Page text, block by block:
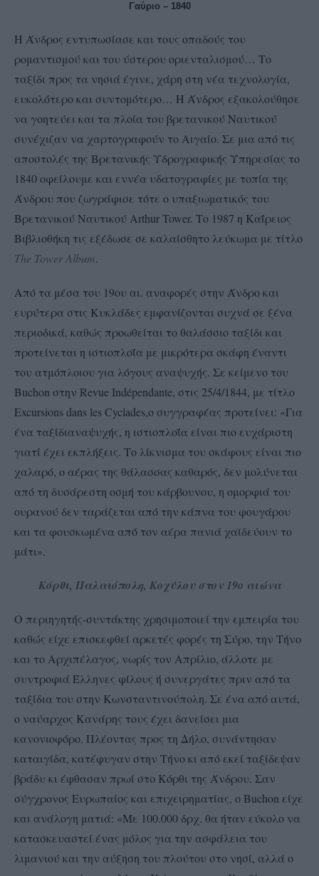
Γαύριο – 1840
Η Άνδρος εντυπωσίασε και τους οπαδούς του
ρομαντισμού και του ύστερου οριενταλισμού… Το
ταξίδι προς τα νησιά έγινε, χάρη στη νέα τεχνολογία,
ευκολότερο και συντομότερο… Η Άνδρος εξακολούθησε
να γοητεύει και τα πλοία του βρετανικού Ναυτικού
συνέχιζαν να χαρτογραφούν το Αιγαίο. Σε μια από τις
αποστολές της Βρετανικής Υδρογραφικής Υπηρεσίας το
1840 οφείλουμε και εννέα υδατογραφίες με τοπία της
Άνδρου που ζωγράφισε τότε ο υπαξιωματικός του
Bρετανικού Ναυτικού Αrthur Tower. Το 1987 η Καΐρειος
Βιβλιοθήκη τις εξέδωσε σε καλαίσθητο λεύκωμα με τίτλο
The TowerAlbum.
Από τα μέσα του 19ου αι. αναφορές στην Άνδρο και
ευρύτερα στις Κυκλάδες εμφανίζονται συχνά σε ξένα
περιοδικά, καθώς προωθείται το θαλάσσιο ταξίδι και
προτείνεται η ιστιοπλοΐα με μικρότερα σκάφη έναντι
του ατμόπλοιου για λόγους αναψυχής. Σε κείμενο του
Βuchon στην Revue Indépendante, στις 25/4/1844, με τίτλο
Excursions dans les Cyclades,ο συγγραφέας προτείνει: «Για
ένα ταξίδιαναψυχής, η ιστιοπλοΐα είναι πιο ευχάριστη
γιατί έχει εκπλήξεις. Το λίκνισμα του σκάφους είναι πιο
χαλαρό, ο αέρας της θάλασσας καθαρός, δεν μολύνεται
από τη δυσάρεστη οσμή του κάρβουνου, η ομορφιά του
ουρανού δεν ταράζεται από την κάπνα του φουγάρου
και τα φουσκωμένα από τον αέρα πανιά χαϊδεύουν το
μάτι».
Κόρθι, Παλαιόπολη, Κοχύλου στον 19ο αιώνα
Ο περιηγητής-συντάκτης χρησιμοποιεί την εμπειρία του
καθώς είχε επισκεφθεί αρκετές φορές τη Σύρο, την Τήνο
και το Αρχιπέλαγος, νωρίς τον Απρίλιο, άλλοτε με
συντροφιά Έλληνες φίλους ή συνεργάτες πριν από τα
ταξίδια του στην Κωνσταντινούπολη. Σε ένα από αυτά,
ο ναύαρχος Κανάρης τους έχει δανείσει μια
κανονιοφόρο. Πλέοντας προς τη Δήλο, συνάντησαν
καταιγίδα, κατέφυγαν στην Τήνο κι από εκεί ταξίδεψαν
βράδυ κι έφθασαν πρωί στο Κόρθι της Άνδρου. Σαν
σύγχρονος Ευρωπαίος και επιχειρηματίας, ο Βuchon είχε
και ανάλογη ματιά: «Με 100.000 δρχ. θα ήταν εύκολο να
κατασκευαστεί ένας μόλος για την ασφάλεια του
λιμανιού και την αύξηση του πλούτου στο νησί, αλλά ο